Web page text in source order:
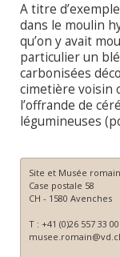
A titre
dans le moulin
qu’on y avait
particulier un blé
carbonisées
cimetière voisin
l’offrande de
légumineuses
Site et Musée
Case postale 58
CH - 1580 Avenches
T : +41 (0)26 557 33 00